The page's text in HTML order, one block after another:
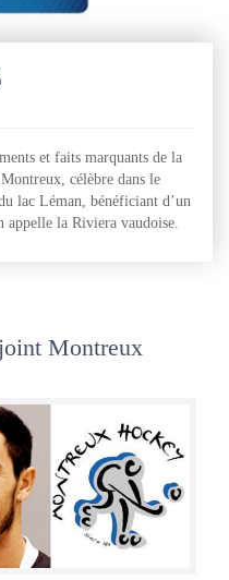
et faits marquants de la
célèbre dans le
lac Léman, bénéficiant d’un
appelle la Riviera vaudoise.
Montreux